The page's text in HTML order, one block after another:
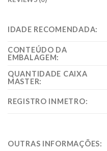
IDADE RECOMENDADA:
CONTEÚDO DA
EMBALAGEM:
QUANTIDADE CAIXA
MASTER:
REGISTRO INMETRO:
OUTRAS INFORMAÇÕES: